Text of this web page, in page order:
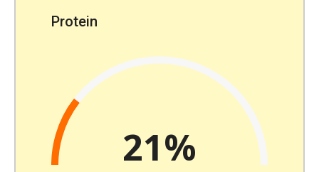
Protein
21%